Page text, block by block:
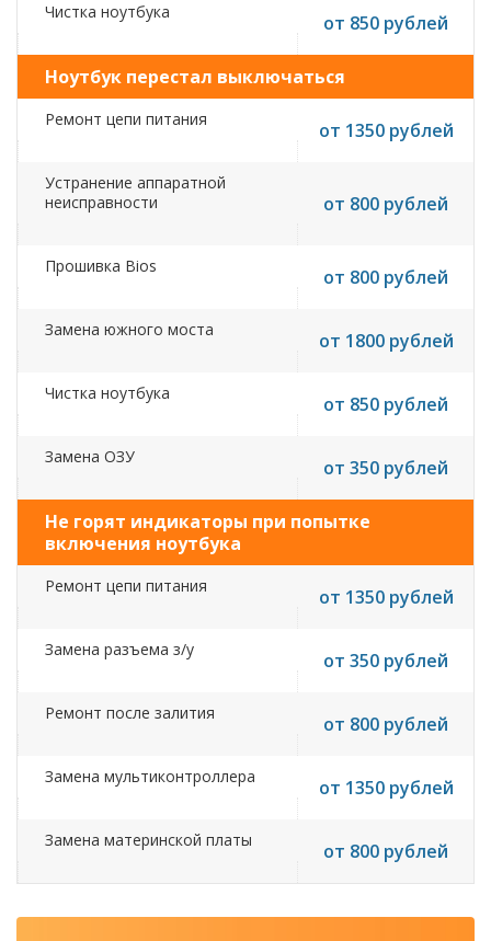
Чистка ноутбука от 850 рублей
Ноутбук перестал выключаться
Ремонт цепи питания от 1350 рублей
Устранение аппаратной
неисправности
от 800 рублей
Прошивка Bios от 800 рублей
Замена южного моста от 1800 рублей
Чистка ноутбука от 850 рублей
Замена ОЗУ от 350 рублей
Не горят индикаторы при попытке
включения ноутбука
Ремонт цепи питания от 1350 рублей
Замена разъема з/у от 350 рублей
Ремонт после залития от 800 рублей
Замена мультиконтроллера от 1350 рублей
Замена материнской платы от 800 рублей